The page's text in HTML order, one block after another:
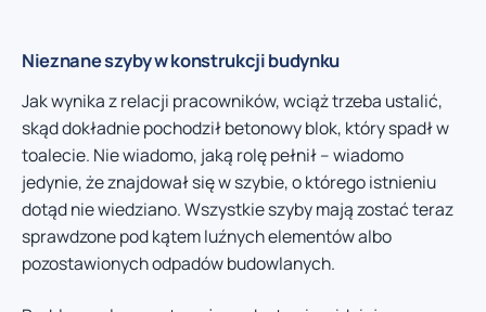
Nieznane szyby w konstrukcji budynku
Jak wynika z relacji pracowników, wciąż trzeba ustalić,
skąd dokładnie pochodził betonowy blok, który spadł w
toalecie. Nie wiadomo, jaką rolę pełnił – wiadomo
jedynie, że znajdował się w szybie, o którego istnieniu
dotąd nie wiedziano. Wszystkie szyby mają zostać teraz
sprawdzone pod kątem luźnych elementów albo
pozostawionych odpadów budowlanych.